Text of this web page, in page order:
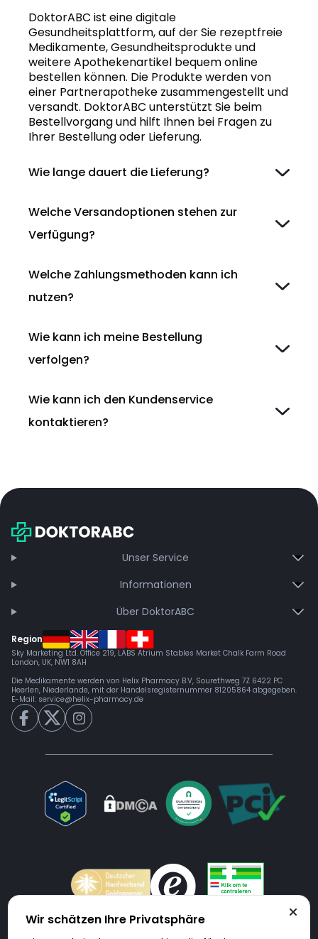
DoktorABC ist eine digitale
Gesundheitsplattform, auf der Sie rezeptfreie
Medikamente, Gesundheitsprodukte und
weitere Apothekenartikel bequem online
bestellen können. Die Produkte werden von
einer Partnerapotheke zusammengestellt und
versandt. DoktorABC unterstützt Sie beim
Bestellvorgang und hilft Ihnen bei Fragen zu
Ihrer Bestellung oder Lieferung.
Wie lange dauert die Lieferung?
Welche Versandoptionen stehen zur
Verfügung?
Welche Zahlungsmethoden kann ich
nutzen?
Wie kann ich meine Bestellung
verfolgen?
Wie kann ich den Kundenservice
kontaktieren?
Unser Service
Informationen
Über DoktorABC
Region
Sky Marketing Ltd. Office 219, LABS Atrium Stables Market Chalk Farm Road
London, UK, NW1 8AH
Die Medikamente werden von Helix Pharmacy B.V, Sourethweg 7Z 6422 PC
Heerlen, Niederlande, mit der Handelsregisternummer 81205864 abgegeben.
E-Mail: service@helix-pharmacy.de
Wir schätzen Ihre Privatsphäre